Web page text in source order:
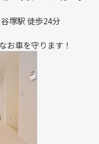
駅 徒歩24分
お車を守ります！